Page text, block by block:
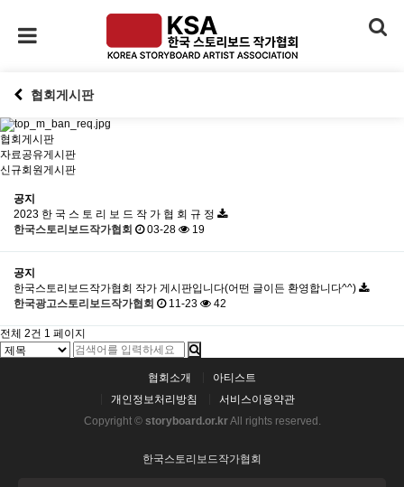
협회게시판
협회게시판
자료공유게시판
신규회원게시판
공지
2023 한 국 스 토 리 보 드 작 가 협 회 규 정
한국스토리보드작가협회
03-28 19
공지
한국스토리보드작가협회 작가 게시판입니다(어떤 글이든 환영합니다^^)
한국광고스토리보드작가협회
11-23 42
전체 2건 1 페이지
협회소개
아티스트
개인정보처리방침
서비스이용약관
Copyright © storyboard.or.krAll rights reserved.
한국스토리보드작가협회